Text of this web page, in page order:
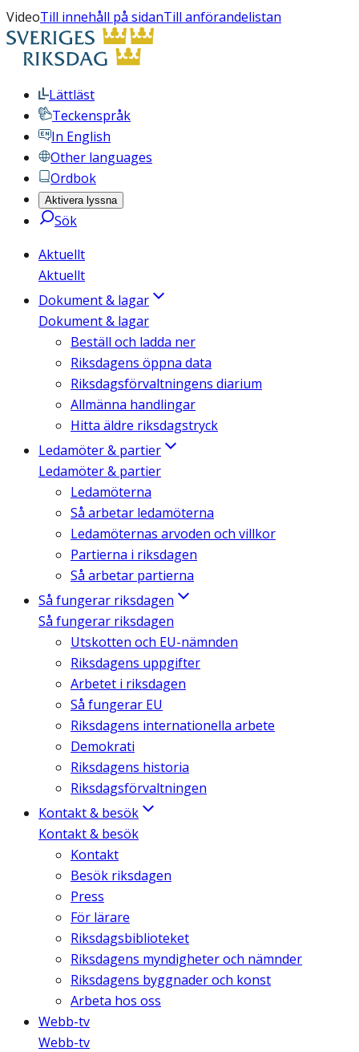
VideoTill innehåll på sidanTill anförandelistan
Lättläst
Teckenspråk
In English
Other languages
Ordbok
Aktivera lyssna
Sök
Aktuellt
Aktuellt
Dokument & lagar
Dokument & lagar
Beställ och ladda ner
Riksdagens öppna data
Riksdagsförvaltningens diarium
Allmänna handlingar
Hitta äldre riksdagstryck
Ledamöter & partier
Ledamöter & partier
Ledamöterna
Så arbetar ledamöterna
Ledamöternas arvoden och villkor
Partierna i riksdagen
Så arbetar partierna
Så fungerar riksdagen
Så fungerar riksdagen
Utskotten och EU-nämnden
Riksdagens uppgifter
Arbetet i riksdagen
Så fungerar EU
Riksdagens internationella arbete
Demokrati
Riksdagens historia
Riksdagsförvaltningen
Kontakt & besök
Kontakt & besök
Kontakt
Besök riksdagen
Press
För lärare
Riksdagsbiblioteket
Riksdagens myndigheter och nämnder
Riksdagens byggnader och konst
Arbeta hos oss
Webb-tv
Webb-tv